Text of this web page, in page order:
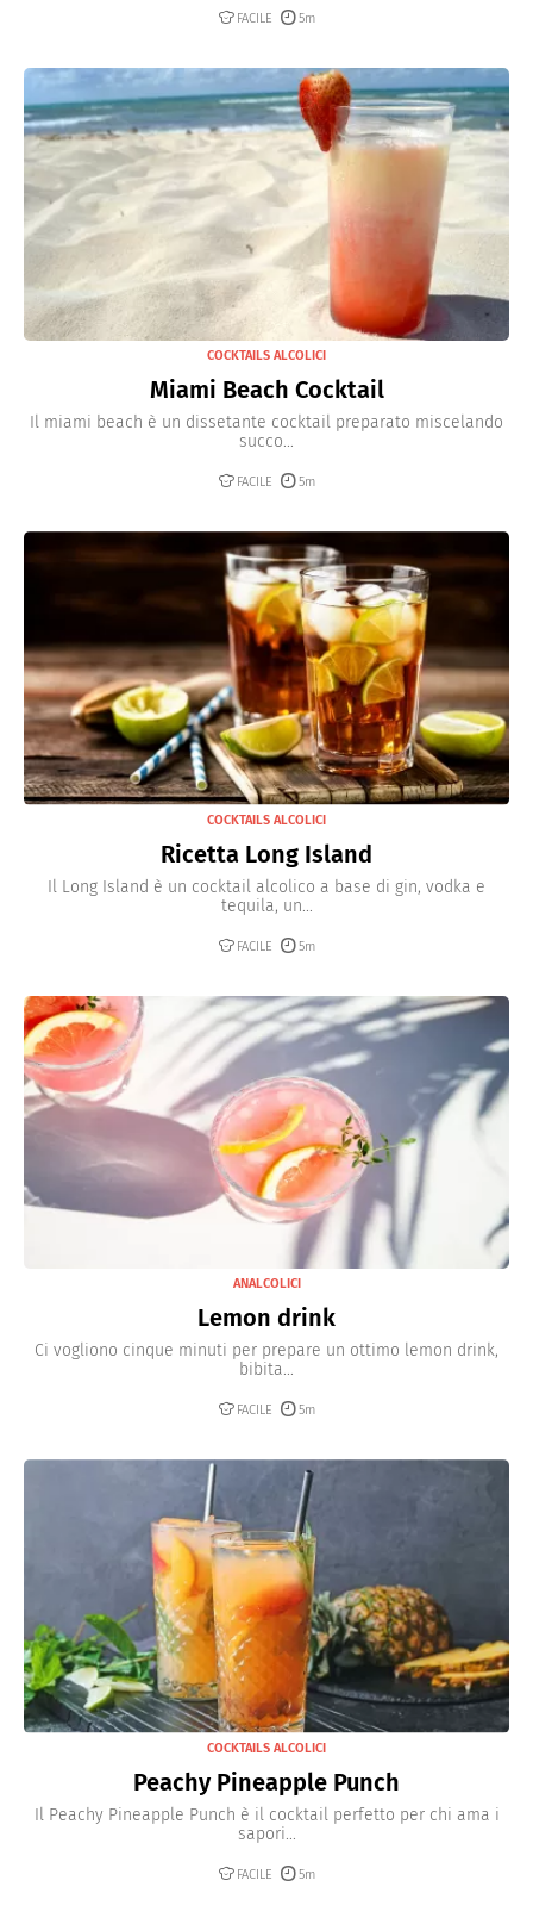
FACILE 5m
COCKTAILS ALCOLICI
Miami Beach Cocktail
Il miami beach è un dissetante cocktail preparato miscelando
succo...
FACILE 5m
COCKTAILS ALCOLICI
Ricetta Long Island
Il Long Island è un cocktail alcolico a base di gin, vodka e
tequila, un...
FACILE 5m
ANALCOLICI
Lemon drink
Ci vogliono cinque minuti per prepare un ottimo lemon drink,
bibita...
FACILE 5m
COCKTAILS ALCOLICI
Peachy Pineapple Punch
Il Peachy Pineapple Punch è il cocktail perfetto per chi ama i
sapori...
FACILE 5m